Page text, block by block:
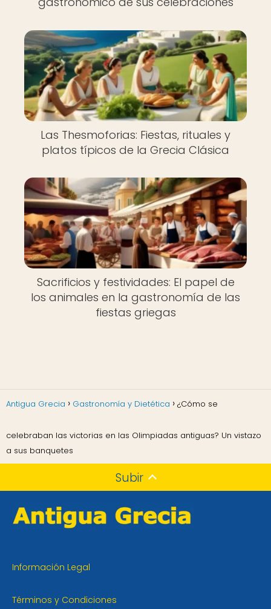
Las Thesmoforias: Fiestas, rituales y
platos típicos de la Grecia Clásica
Sacrificios y festividades: El papel de
los animales en la gastronomía de las
fiestas griegas
Antigua Grecia Gastronomía y Dietética ¿Cómo se
celebraban las victorias en las Olimpiadas antiguas? Un vistazo
a sus banquetes
Subir
Información Legal
Términos y Condiciones